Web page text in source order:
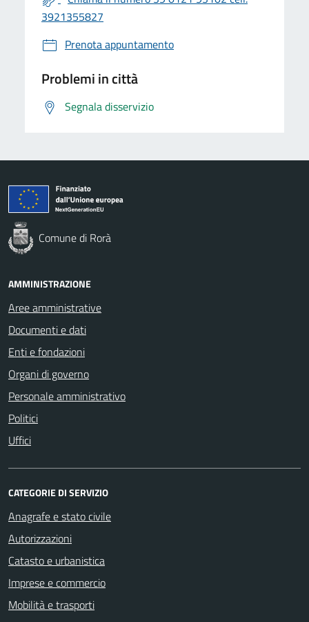
3921355827
Prenota appuntamento
Problemi in città
Segnala disservizio
Comune di Rorà
AMMINISTRAZIONE
Aree amministrative
Documenti e dati
Enti e fondazioni
Organi di governo
Personale amministrativo
Politici
Uffici
CATEGORIE DI SERVIZIO
Anagrafe e stato civile
Autorizzazioni
Catasto e urbanistica
Imprese e commercio
Mobilità e trasporti